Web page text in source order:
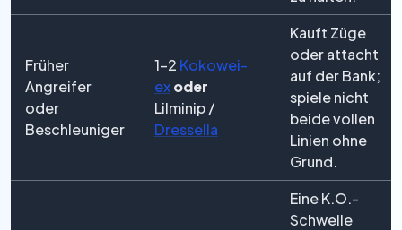
Früher
Angreifer
oder
Beschleuniger
1–2 Kokowei-
exoder
Lilminip /
Dressella
Kauft Züge
oder attacht
auf der Bank;
spiele nicht
beide vollen
Linien ohne
Grund.
Eine K.O.-
Schwelle